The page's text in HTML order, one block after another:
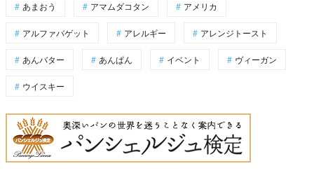
あまおう アマムダコタン アメリカ
アルファバゲット アレルギー アレンジトースト
あんバター あんぱん イベント ヴィーガン
ウイスキー